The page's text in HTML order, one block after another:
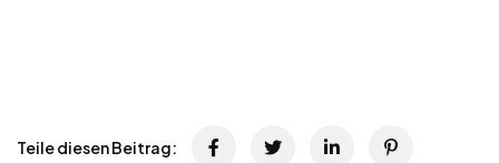
Teile diesen Beitrag: